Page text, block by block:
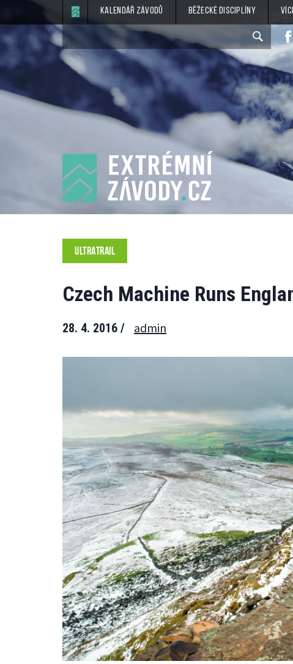
Kalendář závodů Běžecké disciplíny
ULTRATRAIL
Czech Machine Runs
28. 4. 2016 / admin